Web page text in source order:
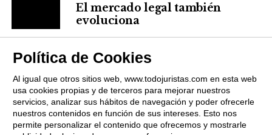
El mercado legal también
evoluciona
Política de Cookies
Al igual que otros sitios web, www.todojuristas.com en esta web
usa cookies propias y de terceros para mejorar nuestros
servicios, analizar sus hábitos de navegación y poder ofrecerle
nuestros contenidos en función de sus intereses. Esto nos
permite personalizar el contenido que ofrecemos y mostrarle